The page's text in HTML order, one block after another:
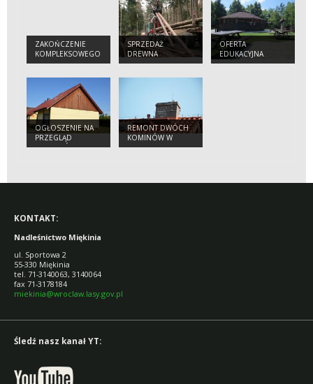
ZAKOŃCZENIE
KOMPLEKSOWEGO
PROJEKTU
GATUNKÓW I
SIEDLISK
PRZYRODNICZYCH
NA OBSZARACH
ZARZĄDZANYCH
PRZEZ PGL LASY
PAŃSTWOWE
SPRZEDAŻ
DREWNA
OFERTA
EDUKACYJNA
OGŁOSZENIE NA
PRZEGLĄD
BUDYNKÓW
REMONT DWÓCH
KOMINÓW W
BUDYNKACH
KONTAKT:
Nadleśnictwo Miękinia
ul. Sportowa 2
55-330 Miękinia
tel. 71-3140063, 3140064
fax 71-3178184
miekinia@wroclaw.lasy.gov.pl
Śledź nasz kanał YT: